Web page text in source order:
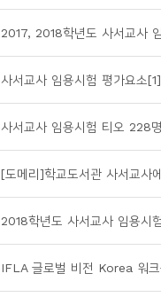
2017, 2018학년도 사서교사
사서교사 임용시험 평가요소[1]
사서교사 임용시험 티오 228
[도메리]학교도서관 사서교사
2018학년도 사서교사 임용시
IFLA 글로벌 비전 Korea 워크